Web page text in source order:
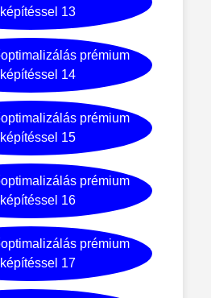
13
prémium
14
prémium
15
prémium
16
prémium
17